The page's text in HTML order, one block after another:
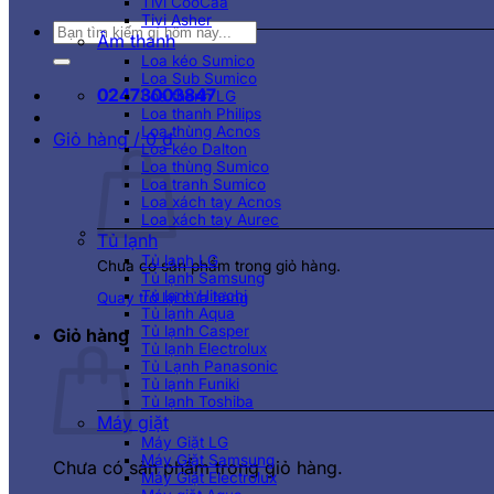
Tìm
kiếm:
02473003847
Giỏ hàng /0₫
Chưa có sản phẩm trong giỏ hàng.
Quay trở lại cửa hàng
Giỏ hàng
Chưa có sản phẩm trong giỏ hàng.
Tivi Asher
Âm thanh
Loa kéo Sumico
Loa Sub Sumico
Loa thanh LG
Loa thanh Philips
Loa thùng Acnos
Loa kéo Dalton
Loa thùng Sumico
Loa tranh Sumico
Loa xách tay Acnos
Loa xách tay Aurec
Tủ lạnh
Tủ lạnh LG
Tủ lạnh Samsung
Tủ lạnh Hitachi
Tủ lạnh Aqua
Tủ lạnh Casper
Tủ lạnh Electrolux
Tủ Lạnh Panasonic
Tủ lạnh Funiki
Tủ lạnh Toshiba
Máy giặt
Máy Giặt LG
Máy Giặt Samsung
Máy Giặt Electrolux